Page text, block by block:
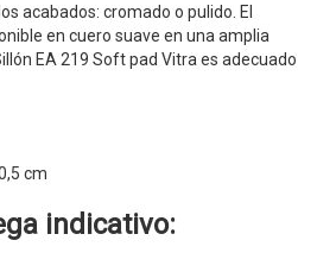
acabados: cromado o pulido. El
en cuero suave en una amplia
EA 219 Soft pad Vitra es adecuado
cm
indicativo: